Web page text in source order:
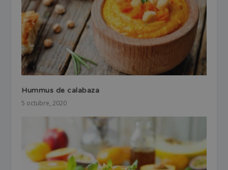
Hummus de calabaza
5 octubre, 2020